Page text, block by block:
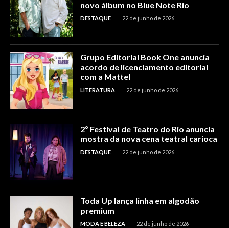
novo álbum no Blue Note Rio
DESTAQUE 22 de junho de 2026
Grupo Editorial Book One anuncia
acordo de licenciamento editorial
com a Mattel
LITERATURA 22 de junho de 2026
2º Festival de Teatro do Rio anuncia
mostra da nova cena teatral carioca
DESTAQUE 22 de junho de 2026
Toda Up lança linha em algodão
premium
MODA E BELEZA 22 de junho de 2026